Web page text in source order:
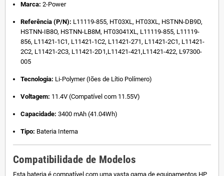
Marca: 2-Power
Referência (P/N): L11119-855, HT03XL, HT03XL, HSTNN-DB9D,
HSTNN-IB8O, HSTNN-LB8M, HT03041XL, L11119-855, L11119-
856, L11421-1C1, L11421-1C2, L11421-271, L11421-2C1, L11421-
2C2, L11421-2C3, L11421-2D1,L11421-421,L11421-422, L97300-
005
Tecnologia: Li-Polymer (Iões de Lítio Polímero)
Voltagem: 11.4V (Compatível com 11.55V)
Capacidade: 3400 mAh (41.04Wh)
Tipo: Bateria Interna
Compatibilidade de Modelos
Esta bateria é compatível com uma vasta gama de equipamentos HP